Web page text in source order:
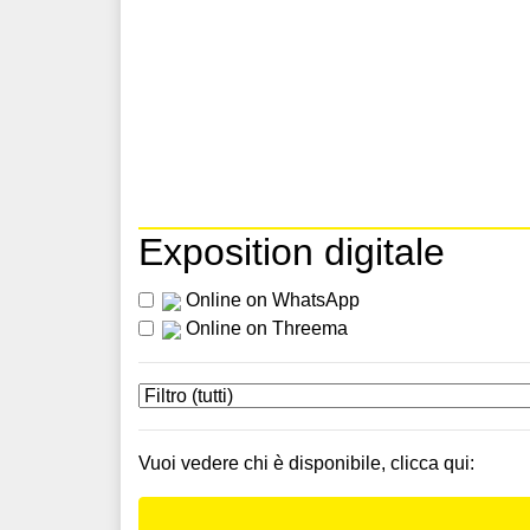
Exposition digitale
Online on WhatsApp
Online on Threema
Vuoi vedere chi è disponibile, clicca qui: